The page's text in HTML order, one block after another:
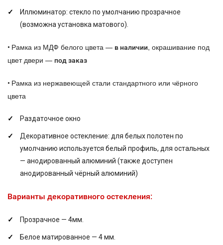
Иллюминатор: стекло по умолчанию прозрачное
(возможна установка матового).
• Рамка из МДФ белого цвета — в наличии, окрашивание под
цвет двери — под заказ
• Рамка из нержавеющей стали стандартного или чёрного
цвета
Раздаточное окно
Декоративное остекление: для белых полотен по
умолчанию используется белый профиль, для остальных
— анодированный алюминий (также доступен
анодированный чёрный алюминий)
Варианты декоративного остекления:
Прозрачное — 4мм.
Белое матированное — 4 мм.